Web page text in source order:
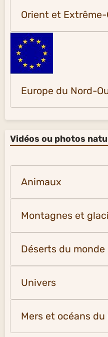
Orient et
Europe du Nord-
Vidéos ou photos
Animaux
Montagnes et
Déserts du monde
Univers
Mers et océans du